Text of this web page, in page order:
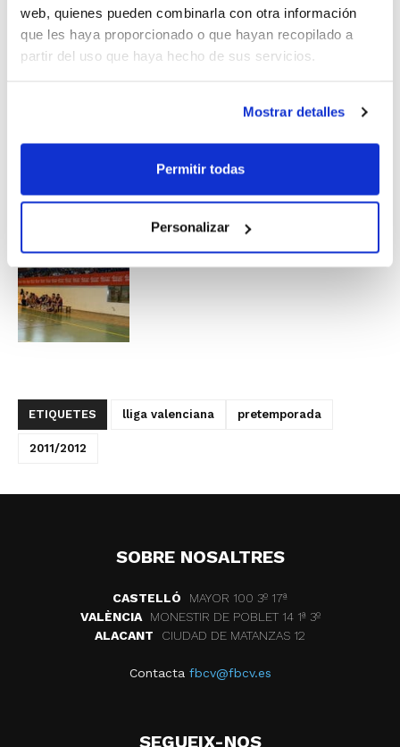
web, quienes pueden combinarla con otra información
que les haya proporcionado o que hayan recopilado a
partir del uso que haya hecho de sus servicios.
Mostrar detalles
Permitir todas
Personalizar
Consulta todos los detalles.
Inscripciones
a partir del 21 de julio.
ETIQUETES lliga valenciana pretemporada
2011/2012
SOBRE NOSALTRES
CASTELLÓ
MAYOR 100 3º 17ª
VALÈNCIA
MONESTIR DE POBLET 14 1ª 3º
ALACANT
CIUDAD DE MATANZAS 12
Contacta fbcv@fbcv.es
SEGUEIX-NOS